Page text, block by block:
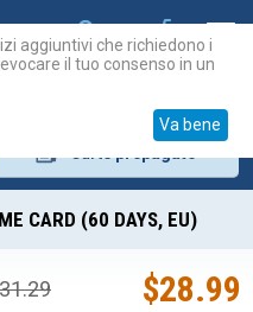
CARD (60 DAYS, EU)
$28.99
31.29
aggiuntivi che richiedono i
il tuo consenso in un
Va bene